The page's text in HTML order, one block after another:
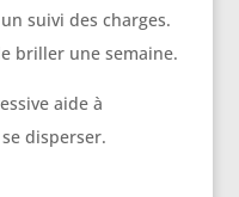
suivi des charges.
briller une semaine.
aide à
disperser.